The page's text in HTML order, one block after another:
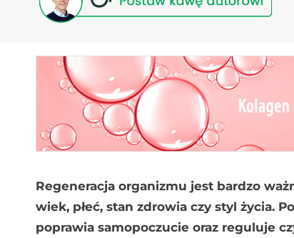
Regeneracja organizmu jest bardzo
wiek, płeć, stan zdrowia czy styl życia.
poprawia samopoczucie oraz reguluje